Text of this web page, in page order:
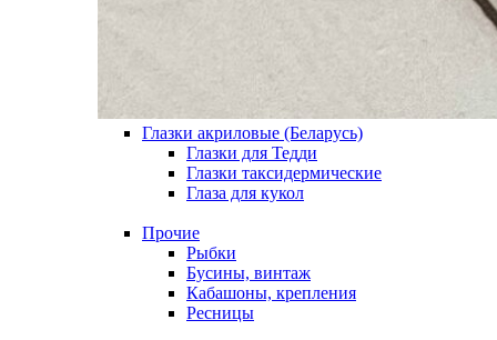
Глазки акриловые (Беларусь)
Глазки для Тедди
Глазки таксидермические
Глаза для кукол
Прочие
Рыбки
Бусины, винтаж
Кабашоны, крепления
Ресницы